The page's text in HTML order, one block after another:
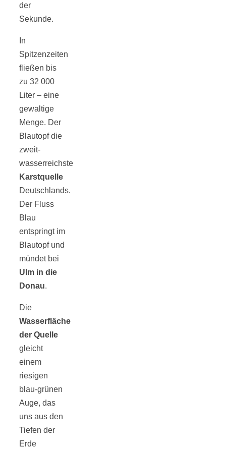
der
Sekunde.
In
Spitzenzeiten
fließen bis
zu 32 000
Liter – eine
gewaltige
Menge. Der
Blautopf die
zweit-
wasserreichste
Karstquelle
Deutschlands.
Der Fluss
Blau
entspringt im
Blautopf und
mündet bei
Ulm in die
Donau.
Die
Wasserfläche
der Quelle
gleicht
einem
riesigen
blau-grünen
Auge, das
uns aus den
Tiefen der
Erde